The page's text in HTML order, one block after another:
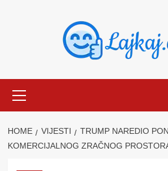
Menu
HOME VIJESTI
TRUMP NAREDIO
KOMERCIJALNOG ZRAČNOG